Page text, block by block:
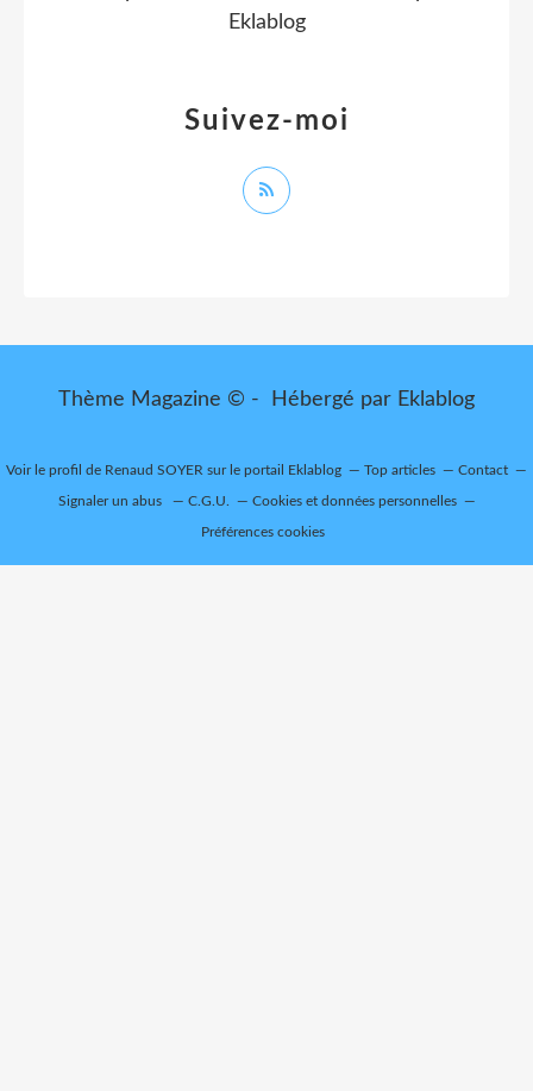
Suivez-moi
Eklablog
Thème Magazine © - Hébergé par Eklablog
Voir le profil de Renaud SOYER sur le portail Eklablog Top articles Contact
Signaler un abus C.G.U. Cookies et données personnelles
Préférences cookies